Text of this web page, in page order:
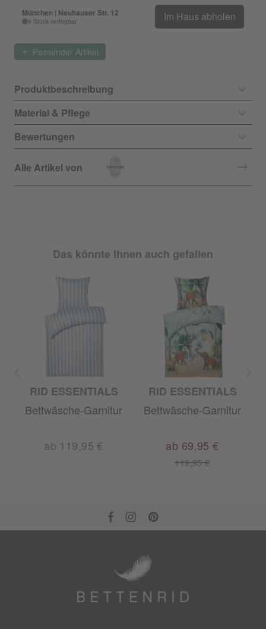
München | Neuhauser Str. 12
4 Stück verfügbar Im Haus abholen
Passender Artikel
Produktbeschreibung
Material & Pflege
Bewertungen
Alle Artikel von
Das könnte Ihnen auch gefallen
RID ESSENTIALS
Bettwäsche-Garnitur
ab 119,95 €
RID ESSENTIALS
Bettwäsche-Garnitur
119,95 €
ab 69,95 €